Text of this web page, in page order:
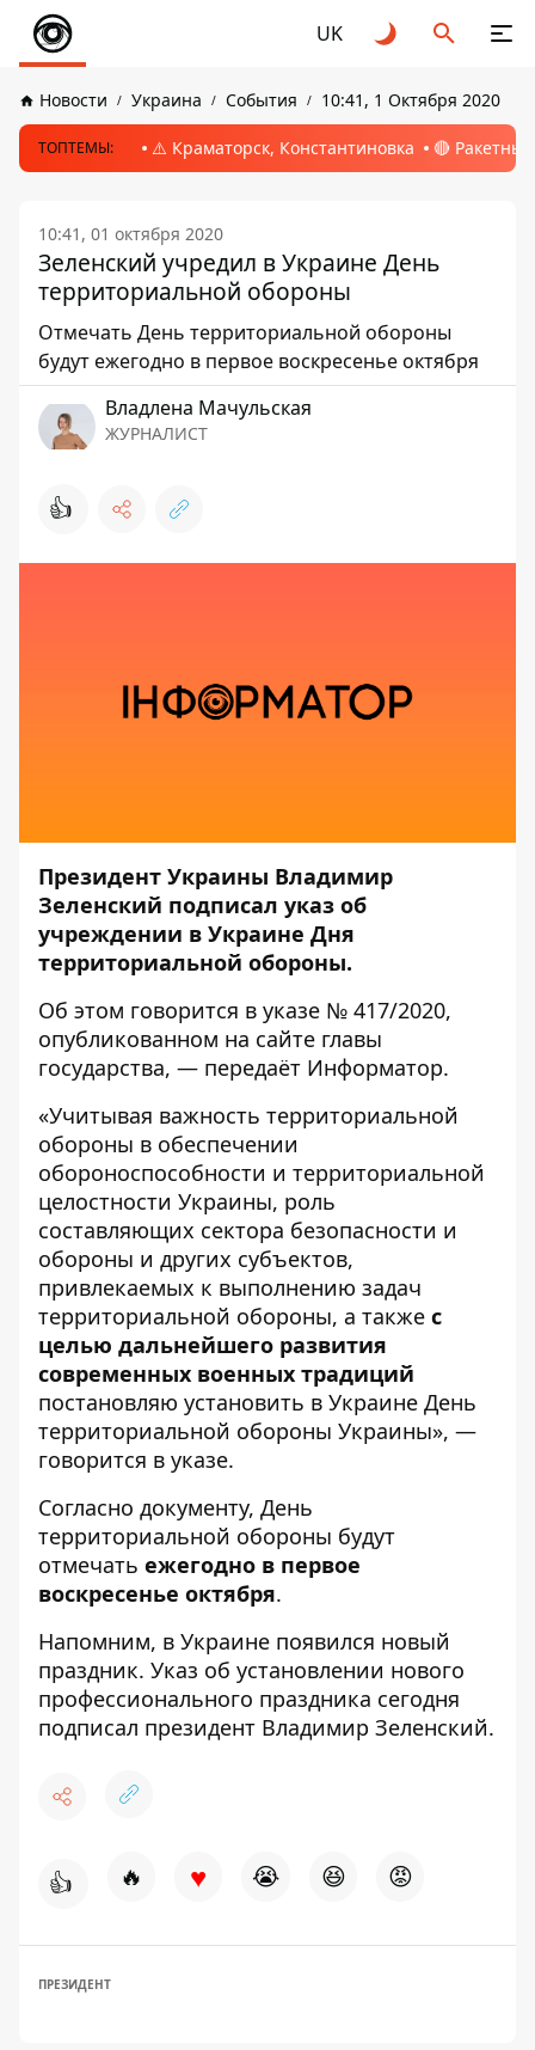
UK
Новости Украина События 10:41, 1 Октября 2020
ТОПТЕМЫ: ⚠️ Краматорск, Константиновка 🔴
10:41, 01 октября 2020
Зеленский учредил в Украине День
территориальной обороны
Отмечать День территориальной обороны
будут ежегодно в первое воскресенье октября
Владлена Мачульская
ЖУРНАЛИСТ
👍
Президент Украины Владимир
Зеленский подписал указ об
учреждении в Украине Дня
территориальной обороны.
Об этом говорится в указе № 417/2020,
опубликованном на сайте главы
государства, — передаёт Информатор.
«Учитывая важность территориальной
обороны в обеспечении
обороноспособности и территориальной
целостности Украины, роль
составляющих сектора безопасности и
обороны и других субъектов,
привлекаемых к выполнению задач
территориальной обороны, а также с
целью дальнейшего развития
современных военных традиций
постановляю установить в Украине День
территориальной обороны Украины», —
говорится в указе.
Согласно документу, День
территориальной обороны будут
отмечать ежегодно в первое
воскресенье октября.
Напомним, в Украине появился новый
праздник. Указ об установлении нового
профессионального праздника сегодня
подписал президент Владимир Зеленский.
👍 🔥 ♥ 😭 😆 😡
ПРЕЗИДЕНТ